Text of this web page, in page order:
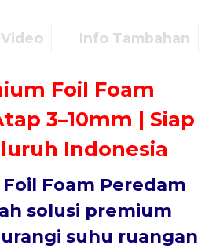
Video Info Tambahan
Foil Foam
3–10mm | Siap
Indonesia
Foam Peredam
solusi premium
suhu ruangan